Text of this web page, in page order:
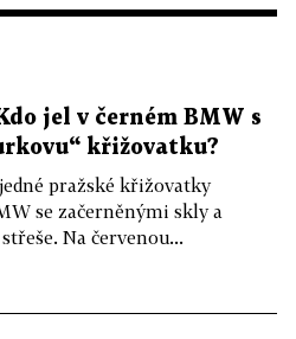
jel v černém BMW s
křižovatku?
pražské křižovatky
se začerněnými skly a
Na červenou...